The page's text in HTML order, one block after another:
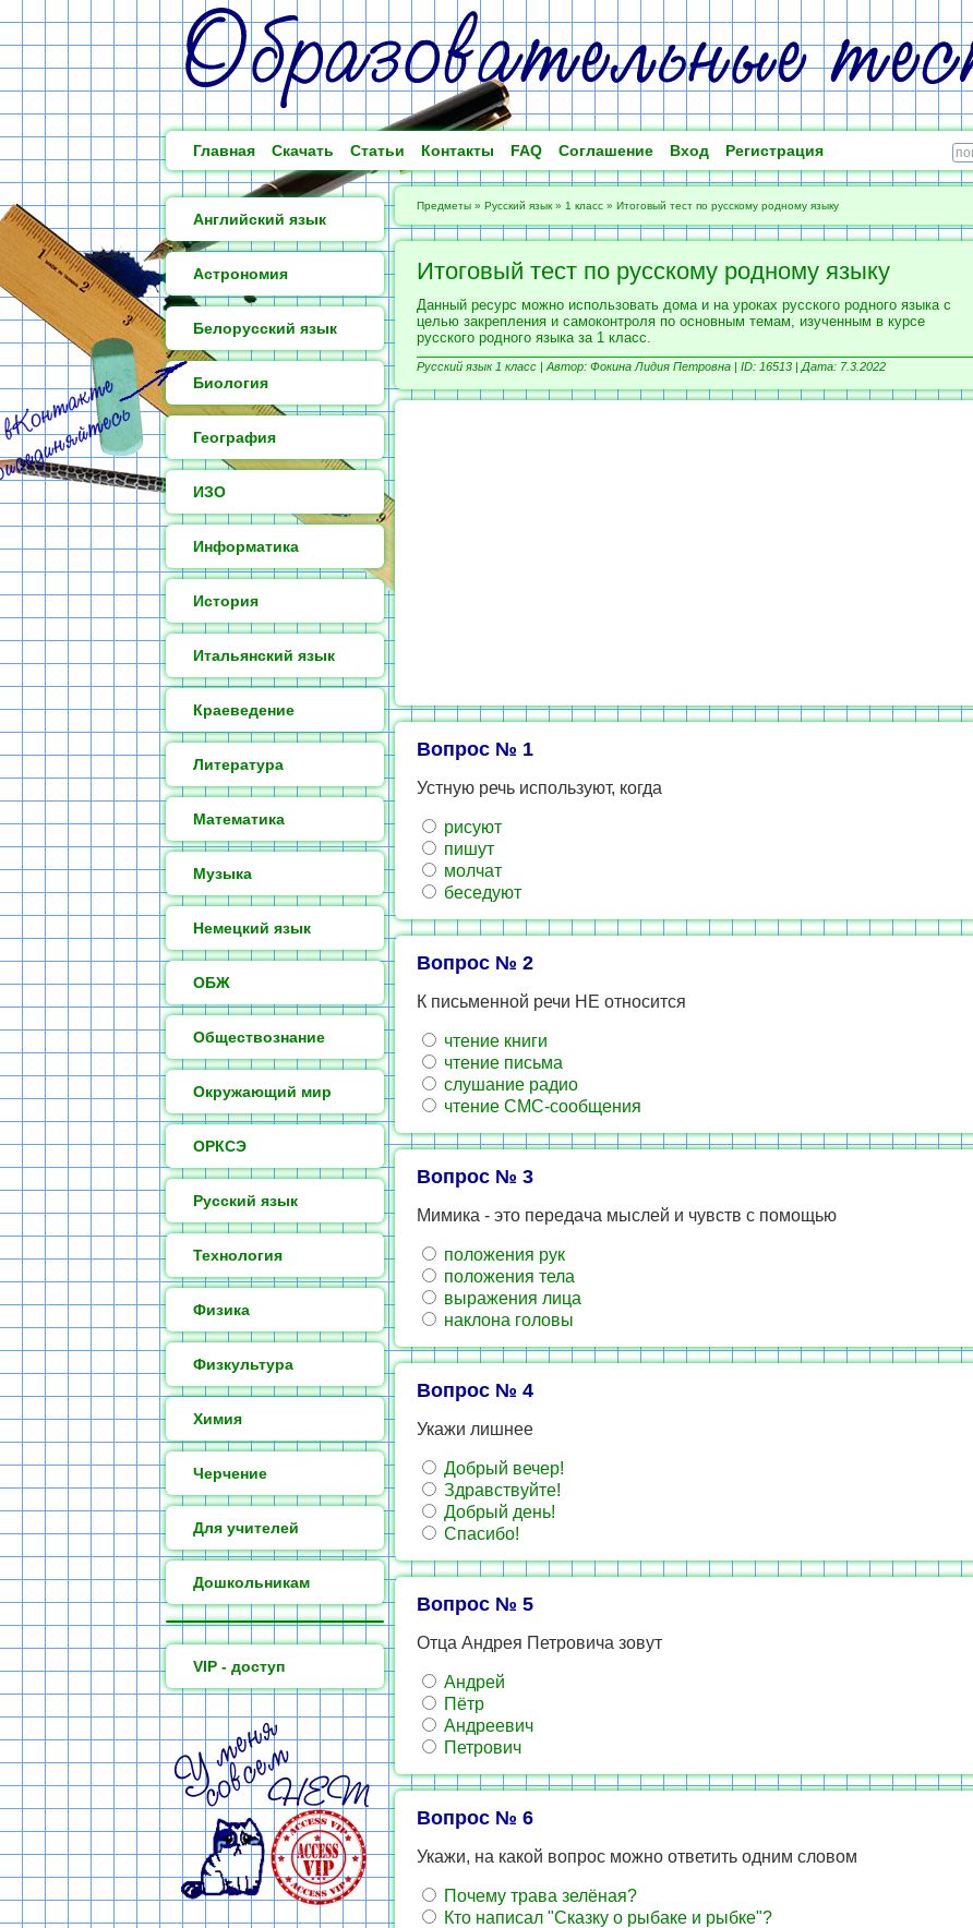
Главная Скачать Статьи Контакты FAQ Соглашение Вход Регистрация
Английский язык
Астрономия
Белорусский язык
Биология
География
ИЗО
Информатика
История
Итальянский язык
Краеведение
Литература
Математика
Музыка
Немецкий язык
ОБЖ
Обществознание
Окружающий мир
ОРКСЭ
Русский язык
Технология
Физика
Физкультура
Химия
Черчение
Для учителей
Дошкольникам
VIP - доступ
Предметы » Русский язык » 1 класс » Итоговый тест по русскому родному языку
Итоговый тест по русскому родному языку
Данный ресурс можно использовать дома и на уроках русского родного языка с
целью закрепления и самоконтроля по основным темам, изученным в курсе
русского родного языка за 1 класс.
Русский язык 1 класс | Автор: Фокина Лидия Петровна | ID: 16513 | Дата: 7.3.2022
Вопрос № 1
Устную речь используют, когда
рисуют
пишут
молчат
беседуют
Вопрос № 2
К письменной речи НЕ относится
чтение книги
чтение письма
слушание радио
чтение СМС-сообщения
Вопрос № 3
Мимика - это передача мыслей и чувств с помощью
положения рук
положения тела
выражения лица
наклона головы
Вопрос № 4
Укажи лишнее
Добрый вечер!
Здравствуйте!
Добрый день!
Спасибо!
Вопрос № 5
Отца Андрея Петровича зовут
Андрей
Пётр
Андреевич
Петрович
Вопрос № 6
Укажи, на какой вопрос можно ответить одним словом
Почему трава зелёная?
Кто написал "Сказку о рыбаке и рыбке"?